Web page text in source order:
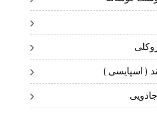
( اسپایسی )